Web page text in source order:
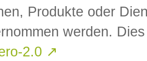
Produkte oder
werden.
2.0 ↗